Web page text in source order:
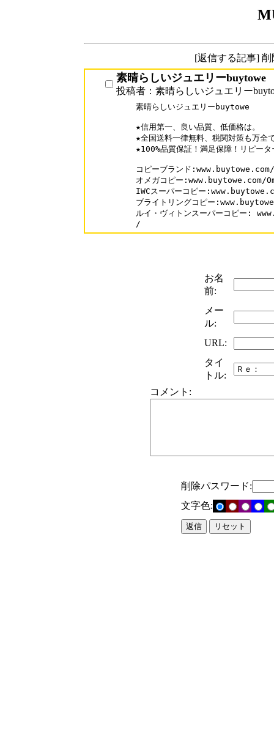
[返信する記事]
素晴らしいジュエリーbuytowe
投稿者：素晴らしいジュエリー
素晴らしいジュエリーbuytowe
★信用第一、良い品質、低価格は。
★全国送料一律無料、税関対策も万全
★100%品質保証！満足保障！リピー
コピーブランド:www.buytowe.com/
オメガコピー:www.buytowe.com/
IWCスーパーコピー
ブライトリングコピー
ルイ・ヴィトンスーパーコピー:
/
お名
前:
メー
ル:
URL:
タイ
トル:
コメント:
削除パスワード:
文字色: